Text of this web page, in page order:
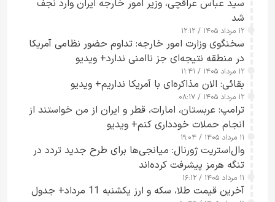
سید عباس عراقچی، وزیر امور خارجه ایران وارد نجف
شد
۱۲ مرداد ۱۴۰۵ / ۱۲:۱۲
سخنگوی وزارت امور خارجه: تداوم حضور نظامی آمریکا
در منطقه نتیجه‌ای جز ناامنی ندارد+ ویدیو
۱۲ مرداد ۱۴۰۵ / ۱۱:۴۱
بقائی: الان مذاکره‌ای با آمریکا نداریم+ ویدیو
۱۲ مرداد ۱۴۰۵ / ۰۸:۱۷
ترامپ: عربستان، امارات، قطر و ایران از من خواستند از
انجام حملات خودداری کنم+ ویدیو
۱۱ مرداد ۱۴۰۵ / ۱۹:۰۴
وال‌استریت ژورنال: میانجی‌ها برای طرح جدید تردد در
تنگه هرمز پیشرفت کرده‌اند
۱۱ مرداد ۱۴۰۵ / ۱۶:۱۲
آخرین قیمت طلا، سکه و ارز یکشنبه 11 مرداد+ جدول